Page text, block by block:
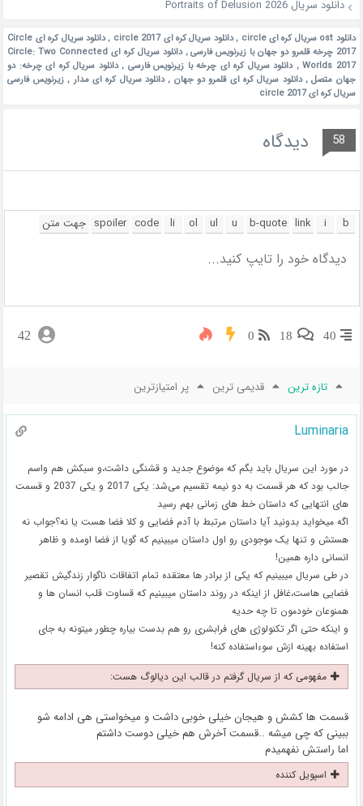
دانلود سریال Portraits of Delusion 2026
دانلود ost سریال کره ای circle ,دانلود سریال کره ای circle 2017 ,
دانلود سریال کره ای Circle
2017 چرخه قلمرو دو جهان با زیرنویس فارسی
,
دانلود سریال کره ای Circle: Two Connected
Worlds 2017
,دانلود سریال کره ای چرخه با زیرنویس فارسی ,دانلود سریال کره ای چرخه: دو
جهان متصل,دانلود سریال کره ای قلمرو دو جهان ,دانلود سریال کره ای مدار ,زیرنویس فارسی
سریال کره ای circle 2017
58 دیدگاه
40
18
0
42
تازه ترین قدیمی ترین پر امتیازترین
Luminaria
در مورد این سریال باید بگم که موضوع جدید و قشنگی داشت،و سبکش هم واسم
جالب بود که هر قسمت به دو نیمه تقسیم می‌شد: یکی 2017 و یکی 2037 و قسمت
های انتهایی که داستان خط های زمانی بهم رسید
اگه میخواید بدونید آیا داستان مرتبط با آدم فضایی و کلا فضا هست یا نه؟جواب نه
هستش و تنها یک موجودی رو اول داستان میبینیم که گویا از فضا اومده و ظاهر
انسانی داره همین!
در طی سریال میبینیم که یکی از برادر ها معتقده تمام اتفاقات ناگوار زندگیش تقصیر
فضایی هاست،غافل از اینکه در روند داستان میبینیم که قساوت قلب انسان ها و
همنوعان خودمون تا چه حدیه
و اینکه حتی اگر تکنولوژی های فرابشری رو هم بدست بیاره چطور میتونه به جای
استفاده بهینه ازش سوءاستفاده کنه!
مفهومی که از سریال گرفتم در قالب این دیالوگ هست:
قسمت ها کشش و هیجان خیلی خوبی داشت و میخواستی هی ادامه شو
ببینی که چی میشه ..قسمت آخرش هم خیلی دوست داشتم
اما راستش نفهمیدم
اسپویل کننده